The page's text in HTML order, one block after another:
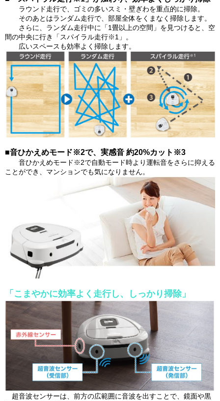
ラウンド走行で、ゴミの多いスミ・壁ぎわを重点的に掃除。
そのあとはランダム走行で、部屋全体をくまなく掃除します。
さらに、ランダム走行中に「1畳以上の空間」を見つけると、空
間の中央に行き「スパイラル走行※1」。
広いスペースも効率よく掃除します。
■音ひかえめモード※2で、実感音 約20%カット※3
音ひかえめモード※2で自動モード時より運転音をさらに抑える
ことができ、マンションでも気になりません。
「こまやかに効率よく走行し、しっかり掃除」
超音波センサーは、前方の広範囲に音波を出すことで、鏡面や黒